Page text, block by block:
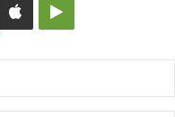
AppleGoogle